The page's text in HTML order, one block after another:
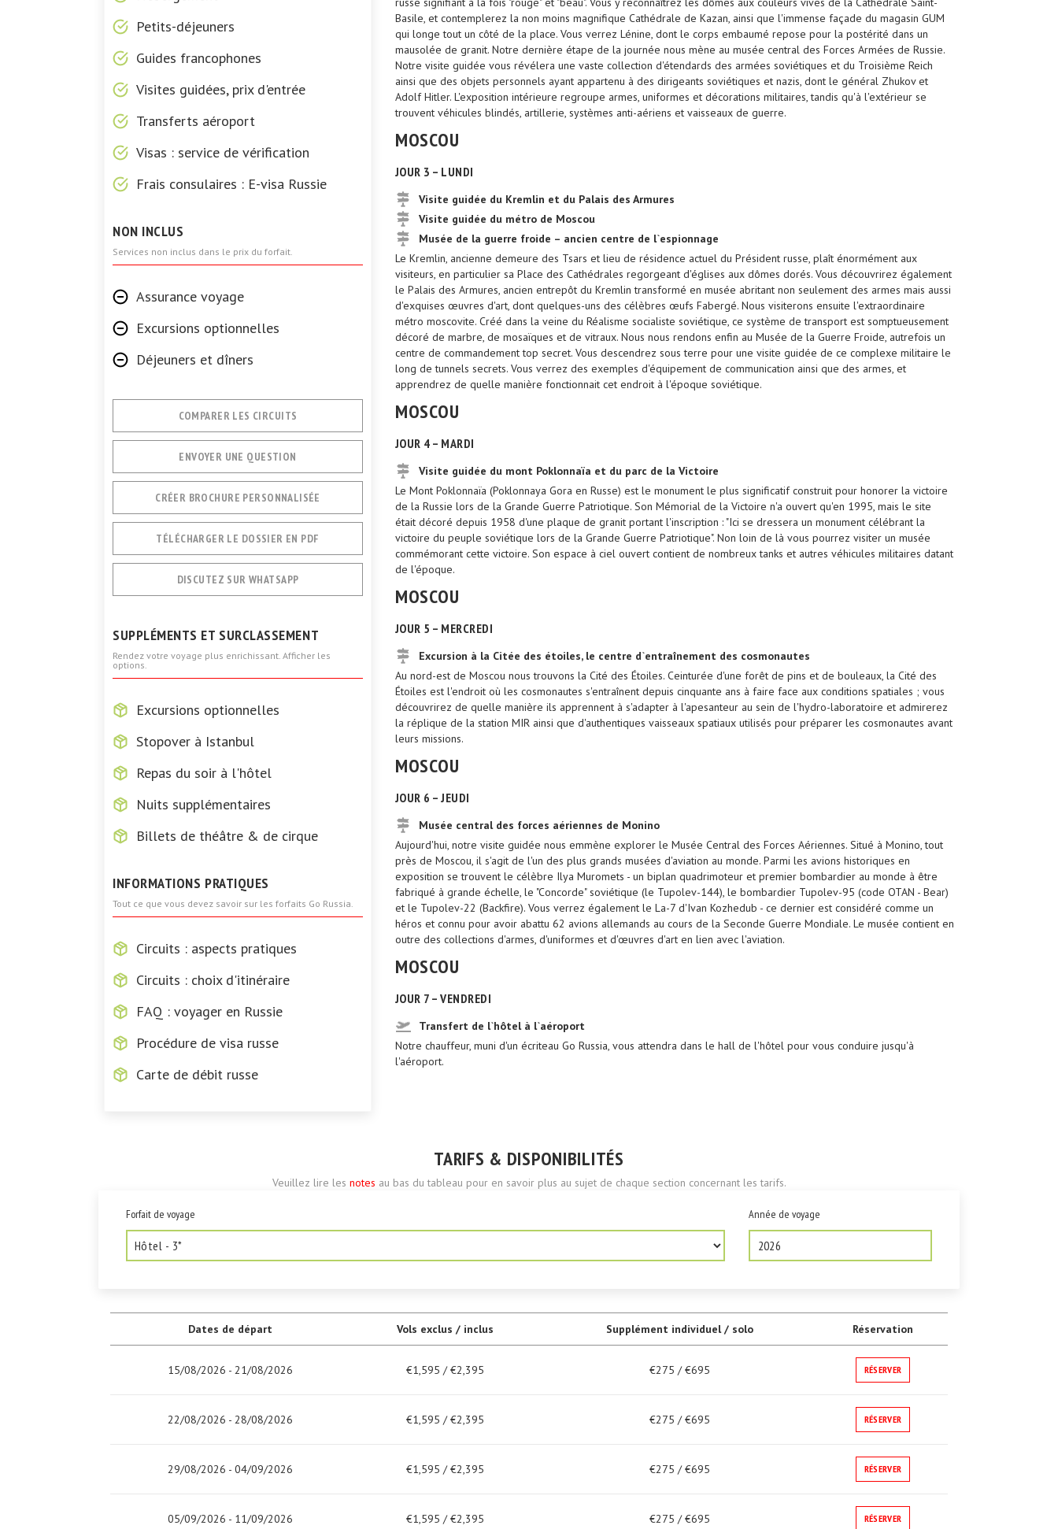
Petits-déjeuners
Guides francophones
Visites guidées, prix d'entrée
Transferts aéroport
Visas : service de vérification
Frais consulaires : E-visa Russie
NON INCLUS
Services non inclus dans le prix du forfait.
Assurance voyage
Excursions optionnelles
Déjeuners et dîners
COMPARER LES CIRCUITS
ENVOYER UNE QUESTION
CRÉER BROCHURE PERSONNALISÉE
TÉLÉCHARGER LE DOSSIER EN PDF
DISCUTEZ SUR WHATSAPP
SUPPLÉMENTS ET SURCLASSEMENT
Rendez votre voyage plus enrichissant. Afficher les
options.
Excursions optionnelles
Stopover à Istanbul
Repas du soir à l'hôtel
Nuits supplémentaires
Billets de théâtre & de cirque
INFORMATIONS PRATIQUES
Tout ce que vous devez savoir sur les forfaits Go Russia.
Circuits : aspects pratiques
Circuits : choix d'itinéraire
FAQ : voyager en Russie
Procédure de visa russe
Carte de débit russe
Basile, et contemplerez la non moins magnifique Cathédrale de Kazan, ainsi que l'immense façade du magasin GUM
qui longe tout un côté de la place. Vous verrez Lénine, dont le corps embaumé repose pour la postérité dans un
mausolée de granit. Notre dernière étape de la journée nous mène au musée central des Forces Armées de Russie.
Notre visite guidée vous révélera une vaste collection d'étendards des armées soviétiques et du Troisième Reich
ainsi que des objets personnels ayant appartenu à des dirigeants soviétiques et nazis, dont le général Zhukov et
Adolf Hitler. L'exposition intérieure regroupe armes, uniformes et décorations militaires, tandis qu'à l'extérieur se
trouvent véhicules blindés, artillerie, systèmes anti-aériens et vaisseaux de guerre.
MOSCOU
JOUR 3 – LUNDI
Visite guidée du Kremlin et du Palais des Armures
Visite guidée du métro de Moscou
Musée de la guerre froide – ancien centre de l`espionnage
Le Kremlin, ancienne demeure des Tsars et lieu de résidence actuel du Président russe, plaît énormément aux
visiteurs, en particulier sa Place des Cathédrales regorgeant d'églises aux dômes dorés. Vous découvrirez également
le Palais des Armures, ancien entrepôt du Kremlin transformé en musée abritant non seulement des armes mais aussi
d'exquises œuvres d'art, dont quelques-uns des célèbres œufs Fabergé. Nous visiterons ensuite l'extraordinaire
métro moscovite. Créé dans la veine du Réalisme socialiste soviétique, ce système de transport est somptueusement
décoré de marbre, de mosaïques et de vitraux. Nous nous rendons enfin au Musée de la Guerre Froide, autrefois un
centre de commandement top secret. Vous descendrez sous terre pour une visite guidée de ce complexe militaire le
long de tunnels secrets. Vous verrez des exemples d'équipement de communication ainsi que des armes, et
apprendrez de quelle manière fonctionnait cet endroit à l'époque soviétique.
MOSCOU
JOUR 4 – MARDI
Visite guidée du mont Poklonnaïa et du parc de la Victoire
Le Mont Poklonnaïa (Poklonnaya Gora en Russe) est le monument le plus significatif construit pour honorer la victoire
de la Russie lors de la Grande Guerre Patriotique. Son Mémorial de la Victoire n'a ouvert qu'en 1995, mais le site
était décoré depuis 1958 d'une plaque de granit portant l'inscription : "Ici se dressera un monument célébrant la
victoire du peuple soviétique lors de la Grande Guerre Patriotique". Non loin de là vous pourrez visiter un musée
commémorant cette victoire. Son espace à ciel ouvert contient de nombreux tanks et autres véhicules militaires datant
de l'époque.
MOSCOU
JOUR 5 – MERCREDI
Excursion à la Citée des étoiles, le centre d`entraînement des cosmonautes
Au nord-est de Moscou nous trouvons la Cité des Étoiles. Ceinturée d'une forêt de pins et de bouleaux, la Cité des
Étoiles est l'endroit où les cosmonautes s'entraînent depuis cinquante ans à faire face aux conditions spatiales ; vous
découvrirez de quelle manière ils apprennent à s'adapter à l'apesanteur au sein de l'hydro-laboratoire et admirerez
la réplique de la station MIR ainsi que d'authentiques vaisseaux spatiaux utilisés pour préparer les cosmonautes avant
leurs missions.
MOSCOU
JOUR 6 – JEUDI
Musée central des forces aériennes de Monino
Aujourd'hui, notre visite guidée nous emmène explorer le Musée Central des Forces Aériennes. Situé à Monino, tout
près de Moscou, il s'agit de l'un des plus grands musées d'aviation au monde. Parmi les avions historiques en
exposition se trouvent le célèbre Ilya Muromets - un biplan quadrimoteur et premier bombardier au monde à être
fabriqué à grande échelle, le "Concorde" soviétique (le Tupolev-144), le bombardier Tupolev-95 (code OTAN - Bear)
et le Tupolev-22 (Backfire). Vous verrez également le La-7 d'Ivan Kozhedub - ce dernier est considéré comme un
héros et connu pour avoir abattu 62 avions allemands au cours de la Seconde Guerre Mondiale. Le musée contient en
outre des collections d'armes, d'uniformes et d'œuvres d'art en lien avec l'aviation.
MOSCOU
JOUR 7 – VENDREDI
Transfert de l`hôtel à l`aéroport
Notre chauffeur, muni d'un écriteau Go Russia, vous attendra dans le hall de l'hôtel pour vous conduire jusqu'à
l'aéroport.
TARIFS & DISPONIBILITÉS
Veuillez lire les notes au bas du tableau pour en savoir plus au sujet de chaque section concernant les tarifs.
Forfait de voyage Année de voyage
2026
Dates de départ Vols exclus / inclus Supplément individuel / solo Réservation
15/08/2026 - 21/08/2026 €1,595 / €2,395 €275 / €695 RÉSERVER
22/08/2026 - 28/08/2026 €1,595 / €2,395 €275 / €695 RÉSERVER
29/08/2026 - 04/09/2026 €1,595 / €2,395 €275 / €695 RÉSERVER
05/09/2026 - 11/09/2026 €1,595 / €2,395 €275 / €695 RÉSERVER